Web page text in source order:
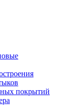
покрытий